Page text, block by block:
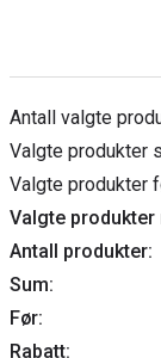
Antall valgte
Valgte produkter
Valgte produkter
Valgte produkter
Antall produkter:
Sum:
Før:
Rabatt: